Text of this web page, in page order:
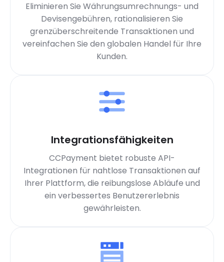
Eliminieren Sie Währungsumrechnungs- und
Devisengebühren, rationalisieren Sie
grenzüberschreitende Transaktionen und
vereinfachen Sie den globalen Handel für Ihre
Kunden.
Integrationsfähigkeiten
CCPayment bietet robuste API-
Integrationen für nahtlose Transaktionen auf
Ihrer Plattform, die reibungslose Abläufe und
ein verbessertes Benutzererlebnis
gewährleisten.